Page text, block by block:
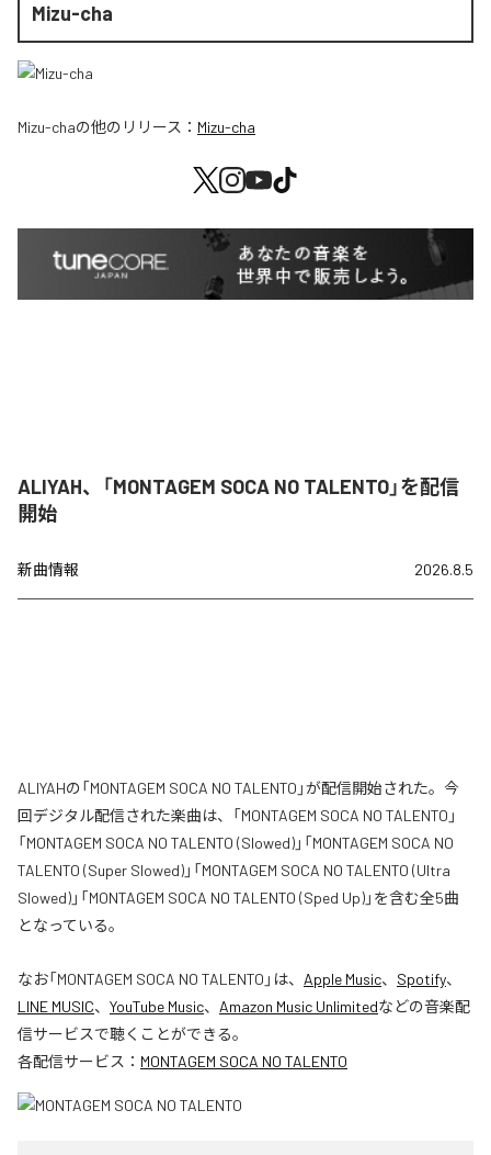
Mizu-cha
Mizu-chaの他のリリース： Mizu-cha
ALIYAH、「MONTAGEM SOCA NO TALENTO」を配信
開始
新曲情報 2026.8.5
ALIYAHの「MONTAGEM SOCA NO TALENTO」が配信開始された。今
回デジタル配信された楽曲は、「MONTAGEM SOCA NO TALENTO」
「MONTAGEM SOCA NO TALENTO (Slowed)」「MONTAGEM SOCA NO
TALENTO (Super Slowed)」「MONTAGEM SOCA NO TALENTO (Ultra
Slowed)」「MONTAGEM SOCA NO TALENTO (Sped Up)」を含む全5曲
となっている。
なお「MONTAGEM SOCA NO TALENTO 」は、 Apple Music、 Spotify、
LINE MUSIC、 YouTube Music、 Amazon Music Unlimitedなどの音楽配
信サービスで聴くことができる。
各配信サービス： MONTAGEM SOCA NO TALENTO